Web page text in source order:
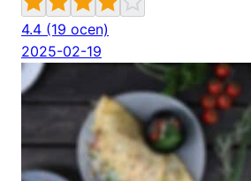
4.4 (19 ocen)
2025-02-19